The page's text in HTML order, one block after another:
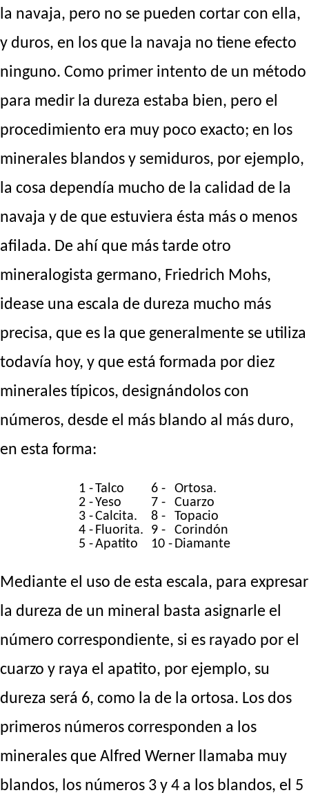
la navaja, pero no se pueden cortar con ella,
y duros, en los que la navaja no tiene efecto
ninguno. Como primer intento de un método
para medir la dureza estaba bien, pero el
procedimiento era muy poco exacto; en los
minerales blandos y semiduros, por ejemplo,
la cosa dependía mucho de la calidad de la
navaja y de que estuviera ésta más o menos
afilada. De ahí que más tarde otro
mineralogista germano, Friedrich Mohs,
idease una escala de dureza mucho más
precisa, que es la que generalmente se utiliza
todavía hoy, y que está formada por diez
minerales típicos, designándolos con
números, desde el más blando al más duro,
en esta forma:
1 -
2 -
3 -
4 -
5 -
Talco
Yeso
Calcita.
Fluorita.
Apatito
6 -
7 -
8 -
9 -
10 -
Ortosa.
Cuarzo
Topacio
Corindón
Diamante
Mediante el uso de esta escala, para expresar
la dureza de un mineral basta asignarle el
número correspondiente, si es rayado por el
cuarzo y raya el apatito, por ejemplo, su
dureza será 6, como la de la ortosa. Los dos
primeros números corresponden a los
minerales que Alfred Werner llamaba muy
blandos, los números 3 y 4 a los blandos, el 5